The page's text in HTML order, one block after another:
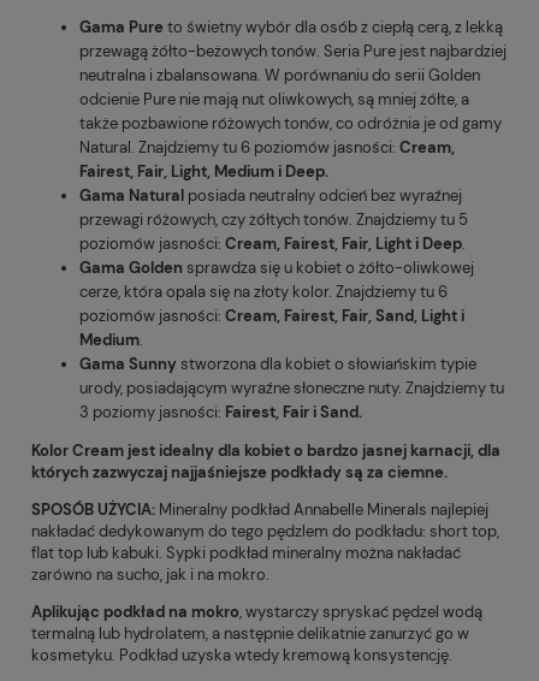
Gama Pure to świetny wybór dla osób z ciepłą cerą, z lekką
przewagą żółto-beżowych tonów. Seria Pure jest najbardziej
neutralna i zbalansowana. W porównaniu do serii Golden
odcienie Pure nie mają nut oliwkowych, są mniej żółte, a
także pozbawione różowych tonów, co odróżnia je od gamy
Natural. Znajdziemy tu 6 poziomów jasności: Cream,
Fairest, Fair, Light, Medium i Deep.
Gama Natural posiada neutralny odcień bez wyraźnej
przewagi różowych, czy żółtych tonów. Znajdziemy tu 5
poziomów jasności: Cream, Fairest, Fair, Light i Deep.
Gama Golden sprawdza się u kobiet o żółto-oliwkowej
cerze, która opala się na złoty kolor. Znajdziemy tu 6
poziomów jasności: Cream, Fairest, Fair, Sand, Light i
Medium.
Gama Sunny stworzona dla kobiet o słowiańskim typie
urody, posiadającym wyraźne słoneczne nuty. Znajdziemy tu
3 poziomy jasności: Fairest, Fair i Sand.
KolorCream jest idealny dla kobiet o bardzo jasnej karnacji, dla
których zazwyczaj najjaśniejsze podkłady są za ciemne.
SPOSÓB UŻYCIA: Mineralny podkład Annabelle Minerals najlepiej
nakładać dedykowanym do tego pędzlem do podkładu: short top,
flat top lub kabuki. Sypki podkład mineralny można nakładać
zarówno na sucho, jak i na mokro.
Aplikując podkład na mokro, wystarczy spryskać pędzel wodą
termalną lub hydrolatem, a następnie delikatnie zanurzyć go w
kosmetyku. Podkład uzyska wtedy kremową konsystencję.